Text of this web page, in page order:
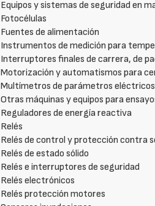
Equipos y sistemas de seguridad en
Fotocélulas
Fuentes de alimentación
Instrumentos de medición para
Interruptores finales de carrera, de
Motorización y automatismos para
Multímetros de parámetros eléctricos
Otras máquinas y equipos para
Reguladores de energía reactiva
Relés
Relés de control y protección contra
Relés de estado sólido
Relés e interruptores de seguridad
Relés electrónicos
Relés protección motores